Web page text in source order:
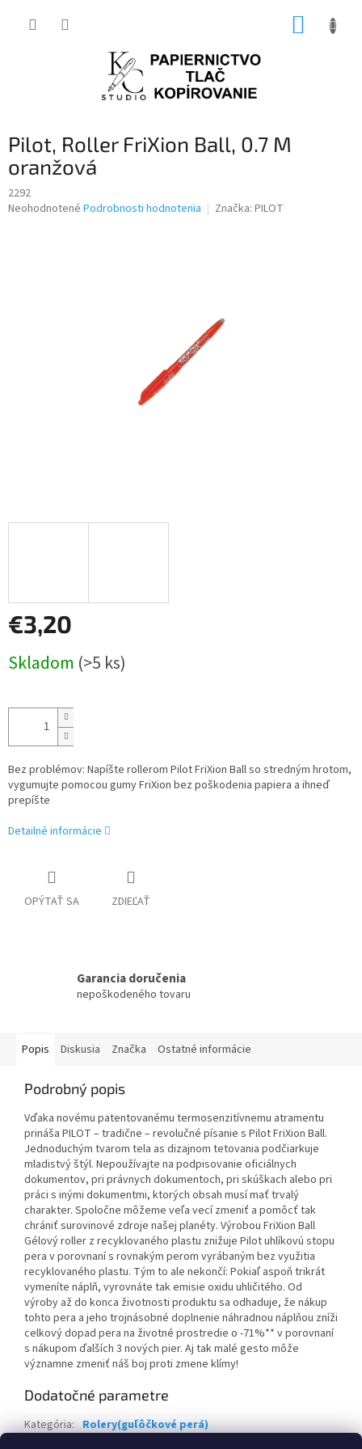
Pilot, Roller FriXion Ball, 0.7 M
oranžová
2292
Priemerné
Neohodnotené Podrobnosti hodnotenia Značka: PILOT
€3,20
cena:
Skladom (>5 ks)
Bez problémov: Napíšte rollerom Pilot FriXion Ball so stredným hrotom,
vygumujte pomocou gumy FriXion bez poškodenia papiera a ihneď
prepíšte
Detailné informácie
OPÝTAŤ SA ZDIEĽAŤ
Garancia doručenia
nepoškodeného tovaru
Popis Diskusia Značka Ostatné informácie
Podrobný popis
Vďaka novému patentovanému termosenzitívnemu atramentu
prináša PILOT – tradične – revolučné písanie s Pilot FriXion Ball.
Jednoduchým tvarom tela as dizajnom tetovania podčiarkuje
mladistvý štýl. Nepoužívajte na podpisovanie oficiálnych
dokumentov, pri právnych dokumentoch, pri skúškach alebo pri
práci s inými dokumentmi, ktorých obsah musí mať trvalý
charakter. Spoločne môžeme veľa vecí zmeniť a pomôcť tak
chrániť surovinové zdroje našej planéty. Výrobou FriXion Ball
Gélový roller z recyklovaného plastu znižuje Pilot uhlíkovú stopu
pera v porovnaní s rovnakým perom vyrábaným bez využitia
recyklovaného plastu. Tým to ale nekončí: Pokiaľ aspoň trikrát
vymeníte náplň, vyrovnáte tak emisie oxidu uhličitého. Od
výroby až do konca životnosti produktu sa odhaduje, že nákup
tohto pera a jeho trojnásobné doplnenie náhradnou náplňou zníži
celkový dopad pera na životné prostredie o -71%** v porovnaní
s nákupom ďalších 3 nových pier. Aj tak malé gesto môže
významne zmeniť náš boj proti zmene klímy!
Dodatočné parametre
Kategória: Rolery(guľôčkové perá)